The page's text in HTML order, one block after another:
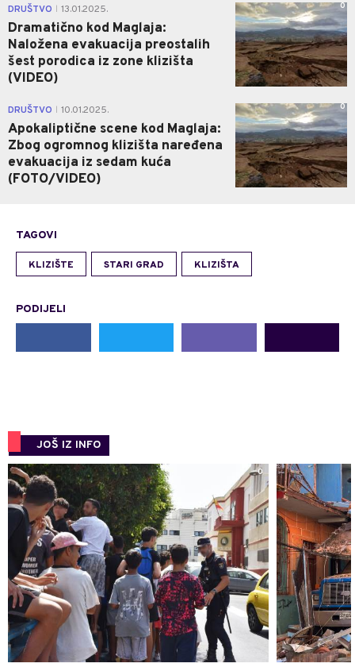
DRUŠTVO 13.01.2025.
Dramatično kod Maglaja:
Naložena evakuacija preostalih
šest porodica iz zone klizišta
(VIDEO)
0
DRUŠTVO 10.01.2025.
Apokaliptične scene kod Maglaja:
Zbog ogromnog klizišta naređena
evakuacija iz sedam kuća
(FOTO/VIDEO)
0
TAGOVI
KLIZIŠTE STARI GRAD KLIZIŠTA
PODIJELI
JOŠ IZ INFO
0